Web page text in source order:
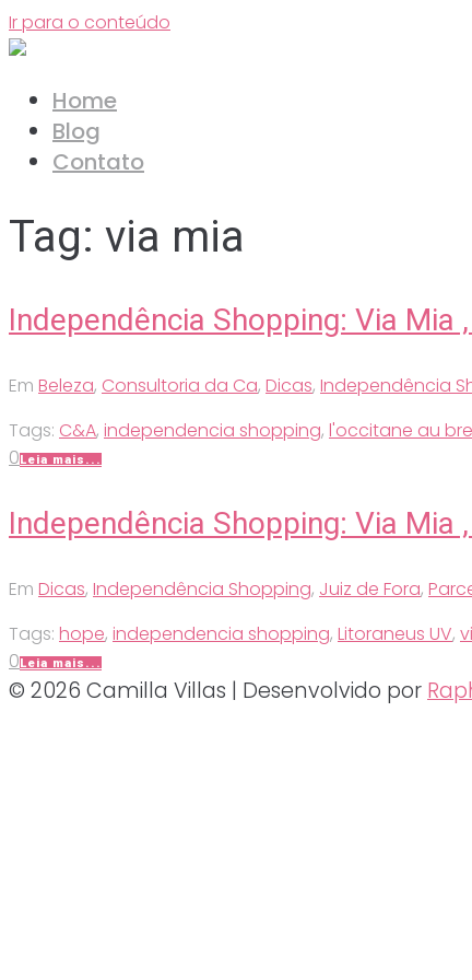
Ir para o conteúdo
Home
Blog
Contato
Tag: via mia
Independência Shopping: Via Mia
Em Beleza, Consultoria da Ca, Dicas, Independência
Tags: C&A, independencia shopping, l'occitane au
0Leia mais...
Independência Shopping: Via Mia
Em Dicas, Independência Shopping, Juiz de Fora,
Tags: hope, independencia shopping, Litoraneus UV,
0Leia mais...
© 2026 Camilla Villas | Desenvolvido por